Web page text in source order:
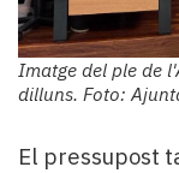
Imatge del ple de
dilluns. Foto:
El pressupost